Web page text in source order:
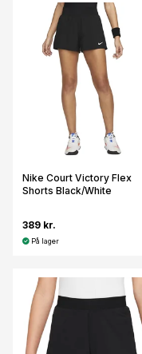
Nike Court Victory Flex
Shorts Black/White
389 kr.
På lager